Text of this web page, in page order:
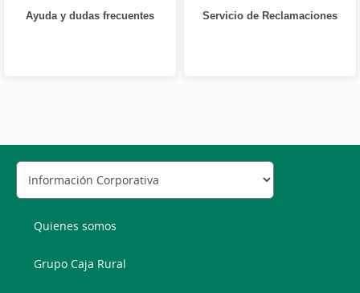
Ayuda y dudas frecuentes Servicio de Reclamaciones
Quienes somos
Grupo Caja Rural